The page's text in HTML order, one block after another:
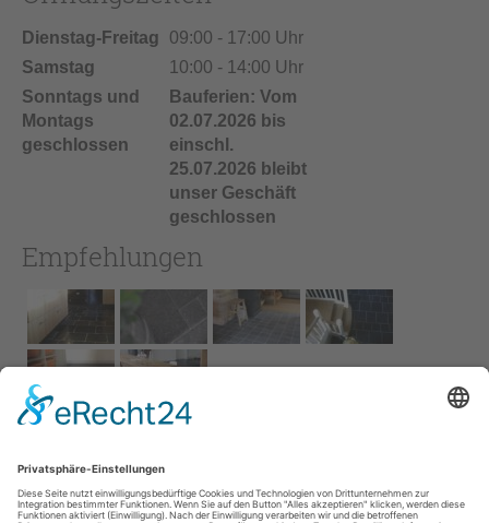
Dienstag-Freitag
09:00 - 17:00 Uhr
Samstag
10:00 - 14:00 Uhr
Sonntags und
Montags
geschlossen
Bauferien: Vom
02.07.2026 bis
einschl.
25.07.2026 bleibt
unser Geschäft
geschlossen
Empfehlungen
Impressum